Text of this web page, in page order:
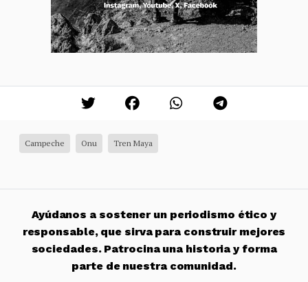
Campeche Onu Tren Maya
Ayúdanos a sostener un periodismo ético y
responsable, que sirva para construir mejores
sociedades. Patrocina una historia y forma
parte de nuestra comunidad.